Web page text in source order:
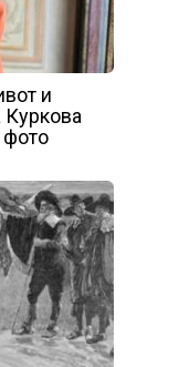
и
Куркова